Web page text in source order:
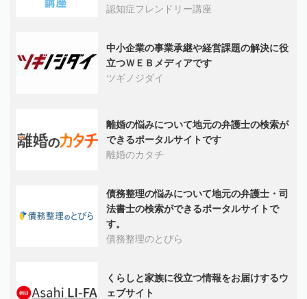
認知症フレンドリー講座
中小企業の事業承継や経営課題の解決に役
立つＷＥＢメディアです
ツギノジダイ
離婚の悩みについて地元の弁護士の検索が
できるポータルサイトです
離婚のカタチ
債務整理の悩みについて地元の弁護士・司
法書士の検索ができるポータルサイトで
す。
債務整理のとびら
くらしと家族に役立つ情報をお届けするウ
ェブサイト